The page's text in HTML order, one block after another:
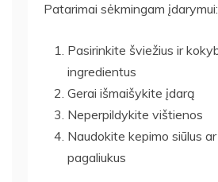
Patarimai sėkmingam įdarymui:
Pasirinkite šviežius ir
ingredientus
Gerai išmaišykite įdarą
Neperpildykite vištienos
Naudokite kepimo siūlus
pagaliukus